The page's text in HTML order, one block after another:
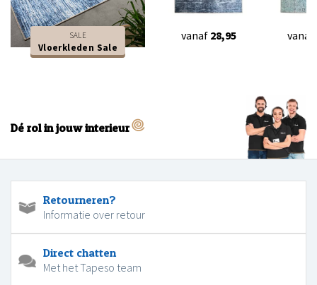
SALE
Vloerkleden Sale
vanaf 28,95 vanaf
Dé rol in jouw interieur
Retourneren?
Informatie over retour
Direct chatten
Met het Tapeso team